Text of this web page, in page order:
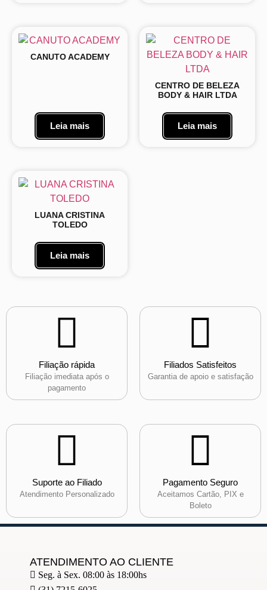
CANUTO ACADEMY
Leia mais
CENTRO DE BELEZA
BODY & HAIR LTDA
Leia mais
LUANA CRISTINA
TOLEDO
Leia mais
Filiação rápida
Filiação imediata após o
pagamento
Filiados Satisfeitos
Garantia de apoio e satisfação
Suporte ao Filiado
Atendimento Personalizado
Pagamento Seguro
Aceitamos Cartão, PIX e
Boleto
ATENDIMENTO AO CLIENTE
Seg. à Sex. 08:00 às 18:00hs